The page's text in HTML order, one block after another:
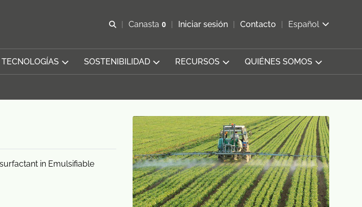
Abrir b&#250;squeda
Canasta 0
Ver carrito
Iniciar sesión Contacto Español
TECNOLOGÍAS SOSTENIBILIDAD RECURSOS QUIÉNES SOMOS
in Emulsifiable